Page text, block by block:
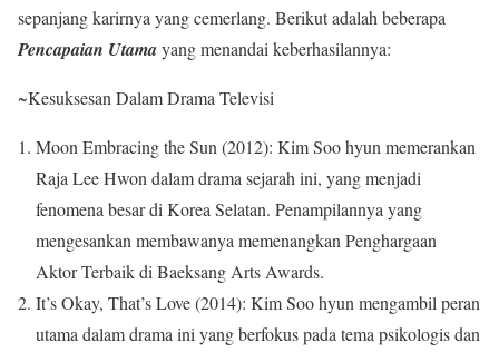
sepanjang karirnya yang cemerlang. Berikut adalah beberapa
Pencapaian Utamayang menandai keberhasilannya:
~Kesuksesan Dalam Drama Televisi
Moon Embracing the Sun (2012): Kim Soo hyun memerankan
Raja Lee Hwon dalam drama sejarah ini, yang menjadi
fenomena besar di Korea Selatan. Penampilannya yang
mengesankan membawanya memenangkan Penghargaan
Aktor Terbaik di Baeksang Arts Awards.
It’s Okay, That’s Love (2014): Kim Soo hyun mengambil peran
utama dalam drama ini yang berfokus pada tema psikologis dan